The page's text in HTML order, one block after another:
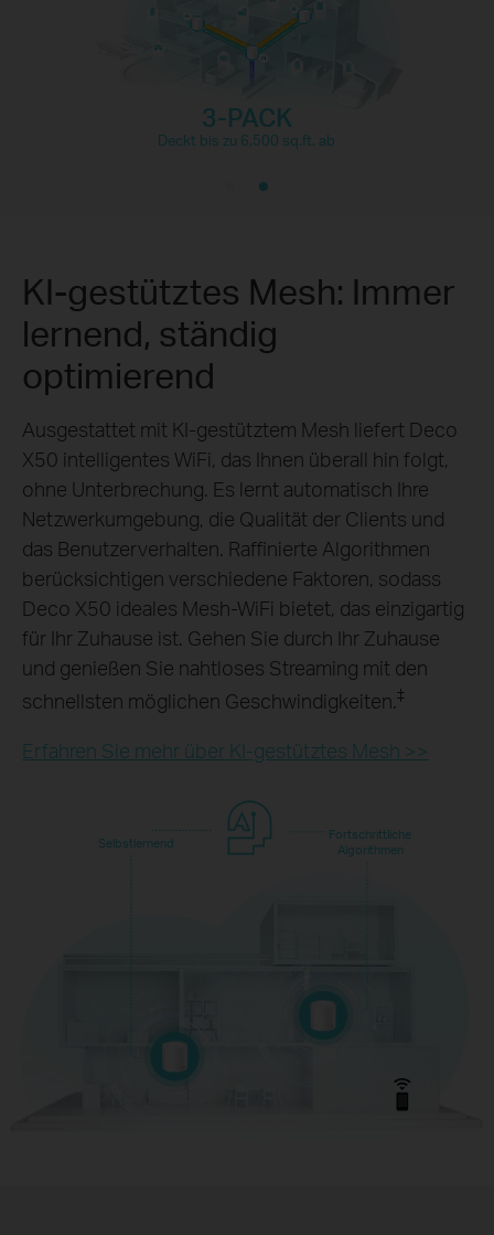
3-PACK
Deckt bis zu 6,500 sq.ft. ab
KI-gestütztes Mesh: Immer
lernend, ständig
optimierend
Ausgestattet mit KI-gestütztem Mesh liefert Deco
X50 intelligentes WiFi, das Ihnen überall hin folgt,
ohne Unterbrechung. Es lernt automatisch Ihre
Netzwerkumgebung, die Qualität der Clients und
das Benutzerverhalten. Raffinierte Algorithmen
berücksichtigen verschiedene Faktoren, sodass
Deco X50 ideales Mesh-WiFi bietet, das einzigartig
für Ihr Zuhause ist. Gehen Sie durch Ihr Zuhause
und genießen Sie nahtloses Streaming mit den
schnellsten möglichen Geschwindigkeiten.‡
Erfahren Sie mehr über KI-gestütztes Mesh >>
Selbstlernend
Fortschrittliche
Algorithmen